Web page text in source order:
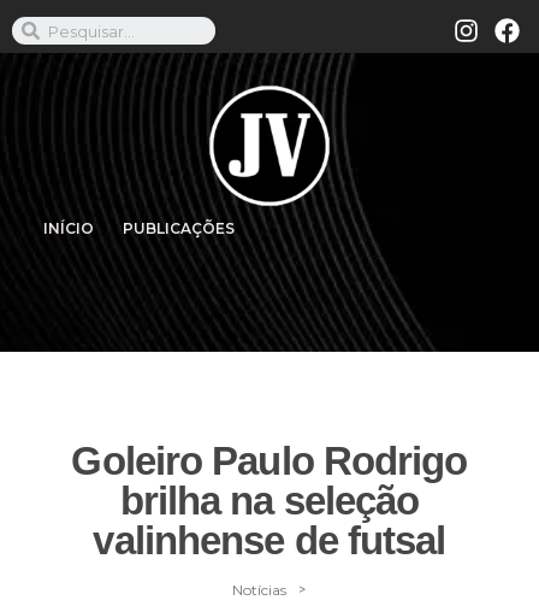
INÍCIO PUBLICAÇÕES
Goleiro Paulo Rodrigo
brilha na seleção
valinhense de futsal
Notícias >